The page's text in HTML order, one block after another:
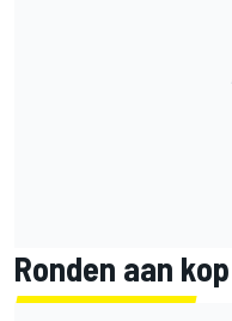
Ronden aan kop